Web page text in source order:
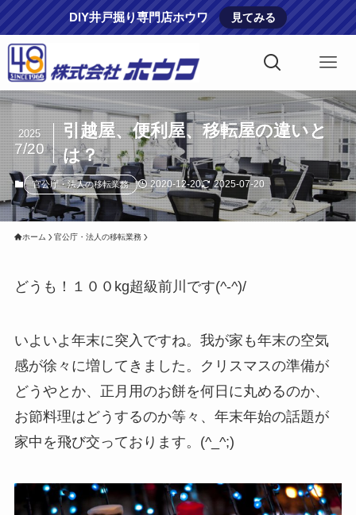
DIY井戸掘り専門店ホウワ 見てみる
引越屋、便利屋、移転屋の違いと
は？
2025
7/20
官公庁・法人の移転業務 2020-12-20 2025-07-20
ホーム 官公庁・法人の移転業務
どうも！１００kg超級前川です(^-^)/
いよいよ年末に突入ですね。我が家も年末の空気
感が徐々に増してきました。クリスマスの準備が
どうやとか、正月用のお餅を何日に丸めるのか、
お節料理はどうするのか等々、年末年始の話題が
家中を飛び交っております。(^_^;)